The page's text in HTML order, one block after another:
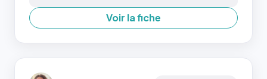
Voir la fiche